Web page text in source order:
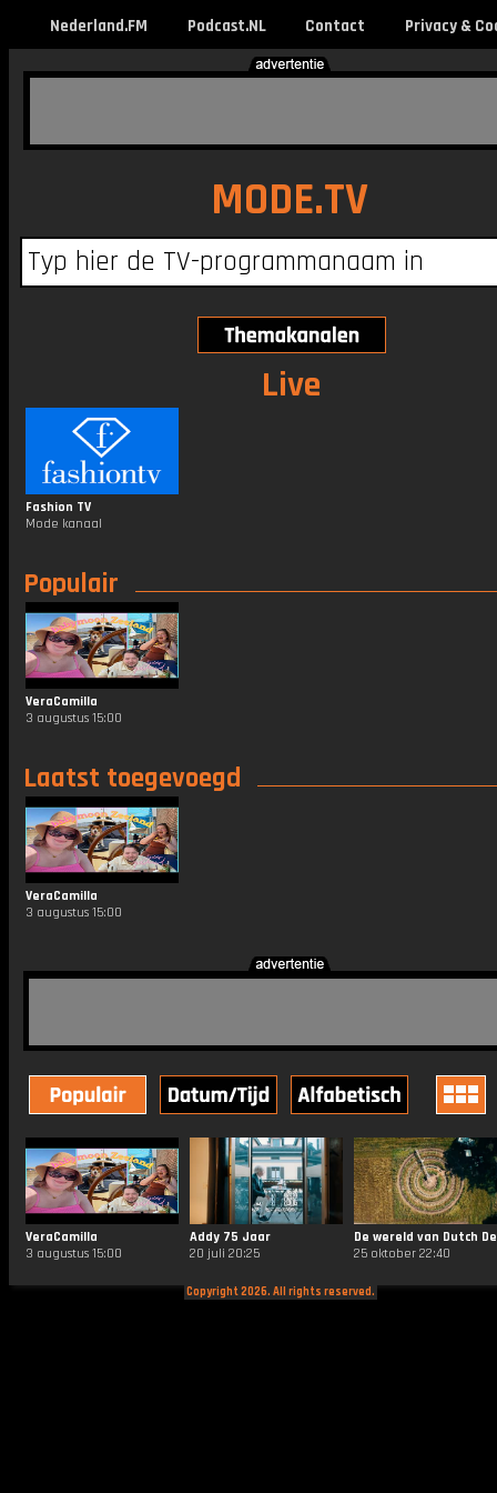
Nederland.FM Podcast.NL Contact Privacy &
MODE.TV
Live
Fashion TV
Mode kanaal
Populair
VeraCamilla
3 augustus 15:00
Laatst toegevoegd
VeraCamilla
3 augustus 15:00
VeraCamilla
3 augustus 15:00
Addy 75 Jaar
20 juli 20:25
25 oktober 22:40
Copyright 2026. All rights reserved.